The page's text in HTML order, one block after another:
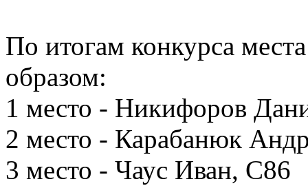
По итогам конкурса
образом:
1 место - Никифоров
2 место - Карабанюк
3 место - Чаус Иван, С86